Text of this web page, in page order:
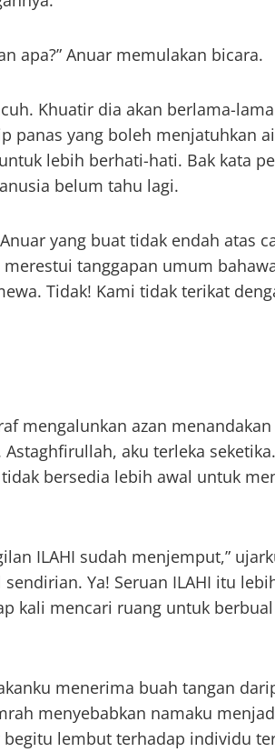
apa?” Anuar memulakan bicara.
Khuatir dia akan berlama-
panas yang boleh menjatuhkan
lebih berhati-hati. Bak kata
belum tahu lagi.
yang buat tidak endah atas
tanggapan umum
Tidak! Kami tidak terikat
mengalunkan azan
aku terleka
bersedia lebih awal untuk
ILAHI sudah menjemput,”
Ya! Seruan ILAHI itu
kali mencari ruang untuk
menerima buah tangan
menyebabkan namaku
lembut terhadap individu